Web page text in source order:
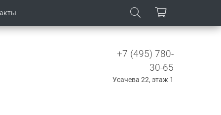
+7 (495) 780-
30-65
Усачева 22, этаж 1